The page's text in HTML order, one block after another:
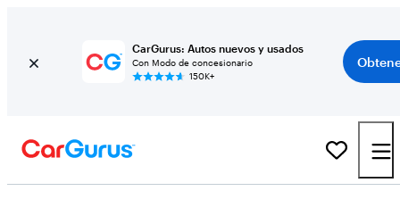
CarGurus: Autos nuevos y usados
Con Modo de concesionario
150K+